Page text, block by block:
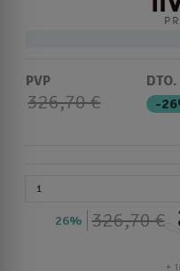
PVP
326,70 €
DTO.
-
26% 326,70 €